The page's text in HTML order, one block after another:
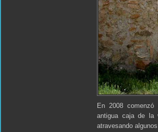
En 2008
antigua caja de la
atravesando